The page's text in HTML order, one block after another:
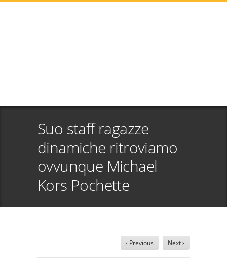
Suo staff ragazze
dinamiche ritroviamo
ovvunque Michael
Kors Pochette
‹ Previous Next ›